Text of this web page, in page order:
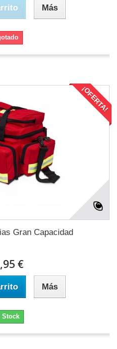
Más
¡OFERTA!
Gran Capacidad
€
Más
Stock